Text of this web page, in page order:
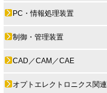
PC・情報処理装置
制御・管理装置
CAD／CAM／CAE
オプトエレクトロニクス関連